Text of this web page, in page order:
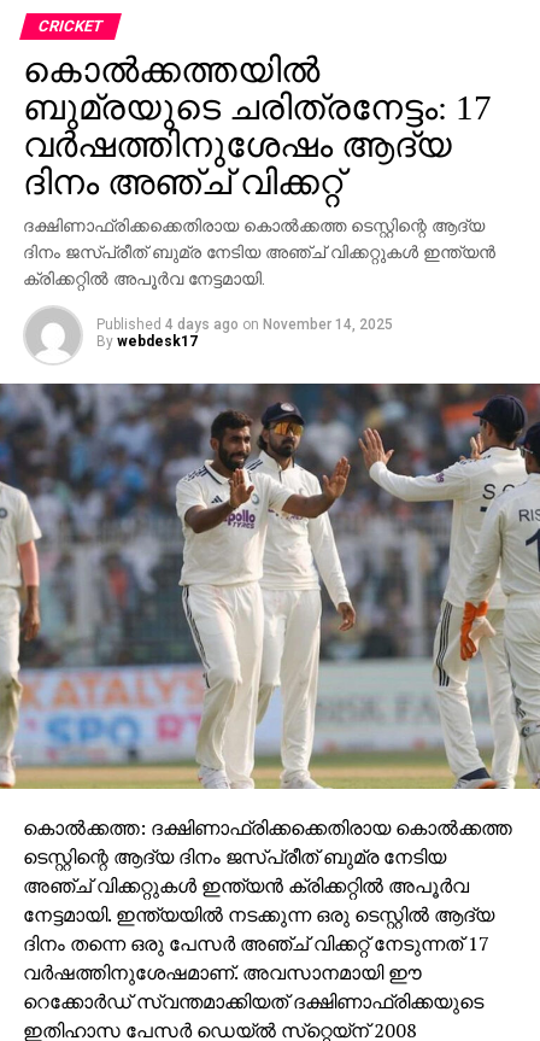
CRICKET
കൊല്‍ക്കത്തയില്‍
ബുമ്രയുടെ ചരിത്രനേട്ടം: 17
വര്‍ഷത്തിനുശേഷം ആദ്യ
ദിനം അഞ്ച് വിക്കറ്റ്
ദക്ഷിണാഫ്രിക്കക്കെതിരായ കൊല്‍ക്കത്ത ടെസ്റ്റിന്റെ ആദ്യ
ദിനം ജസ്പ്രീത് ബുമ്ര നേടിയ അഞ്ച് വിക്കറ്റുകള്‍ ഇന്ത്യന്‍
ക്രിക്കറ്റില്‍ അപൂര്‍വ നേട്ടമായി.
Published 4 days ago on November 14, 2025
By webdesk17
കൊല്‍ക്കത്ത: ദക്ഷിണാഫ്രിക്കക്കെതിരായ കൊല്‍ക്കത്ത
ടെസ്റ്റിന്റെ ആദ്യ ദിനം ജസ്പ്രീത് ബുമ്ര നേടിയ
അഞ്ച് വിക്കറ്റുകള്‍ ഇന്ത്യന്‍ ക്രിക്കറ്റില്‍ അപൂര്‍വ
നേട്ടമായി. ഇന്ത്യയില്‍ നടക്കുന്ന ഒരു ടെസ്റ്റില്‍ ആദ്യ
ദിനം തന്നെ ഒരു പേസര്‍ അഞ്ച് വിക്കറ്റ് നേടുന്നത് 17
വര്‍ഷത്തിനുശേഷമാണ്. അവസാനമായി ഈ
റെക്കോര്‍ഡ് സ്വന്തമാക്കിയത് ദക്ഷിണാഫ്രിക്കയുടെ
ഇതിഹാസ പേസര്‍ ഡെയ്ല്‍ സ്‌റ്റെയ്‌ന് 2008